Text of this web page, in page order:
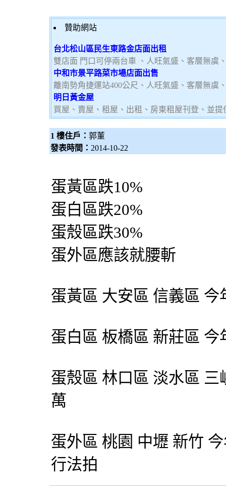
贊助網站
台北松山區民生東路金店面出租
雙店面 門口可停兩台車 、人旺氣盛、客層無虞
中和市景平路菜市場店面出售
離南勢角捷運站400公尺、人旺氣盛、客層無虞
明日黃金屋
買屋、賣屋、租屋、出租、房東租屋刊登、並
1 樓住戶： 郭董
發表時間： 2014-10-22
蛋黃區跌10%
蛋白區跌20%
蛋殼區跌30%
蛋外區應該就腰斬
蛋黃區 大安區 信義區 今
蛋白區 板橋區 新莊區 今
蛋殼區 林口區 淡水區 三
萬
蛋外區 桃園 中壢 新竹
行法拍